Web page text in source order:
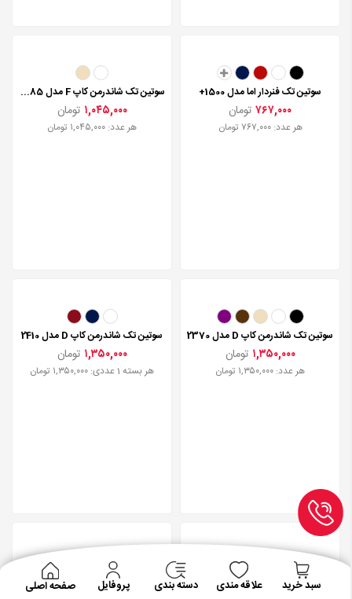
سوتین تک فنردار اما مدل 1500+
۷۶۷,۰۰۰ تومان
هر عدد: ۷۶۷,۰۰۰ تومان
سوتین تک شاندرمن کاپ F مدل 2385
۱,۰۴۵,۰۰۰ تومان
هر عدد: ۱,۰۴۵,۰۰۰ تومان
سوتین تک شاندرمن کاپ D مدل 2370
۱,۳۵۰,۰۰۰ تومان
هر عدد: ۱,۳۵۰,۰۰۰ تومان
سوتین تک شاندرمن کاپ D مدل 2410
۱,۳۵۰,۰۰۰ تومان
هر بسته 1 عددی: ۱,۳۵۰,۰۰۰ تومان
سوتین تک شاندرمن کاپ D مدل 2240 سوتین تک شاندرمن کاپ D مدل 2280 سبد خرید علاقه مندی دسته بندی پروفایل صفحه اصلی